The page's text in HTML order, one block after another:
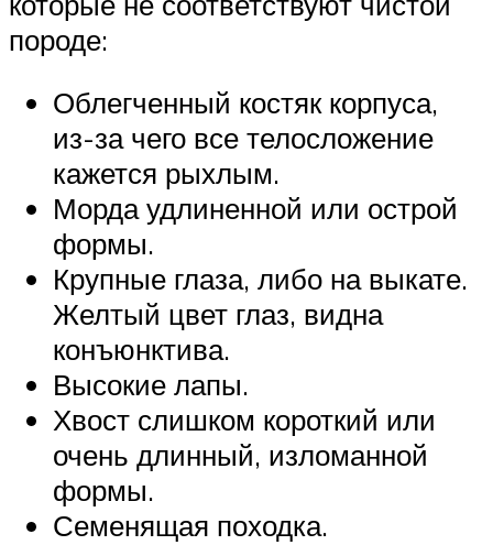
породе:
Облегченный костяк корпуса,
из-за чего все телосложение
кажется рыхлым.
Морда удлиненной или острой
формы.
Крупные глаза, либо на выкате.
Желтый цвет глаз, видна
конъюнктива.
Высокие лапы.
Хвост слишком короткий или
очень длинный, изломанной
формы.
Семенящая походка.